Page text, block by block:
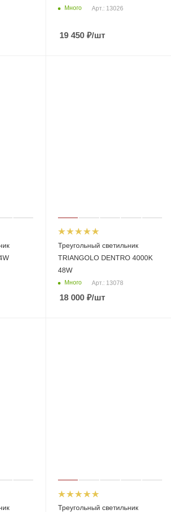
Много Арт.: 13026
19 450₽/шт
Треугольный светильник
TRIANGOLO DENTRO 4000K
48W
Много Арт.: 13078
18 000₽/шт
Треугольный светильник